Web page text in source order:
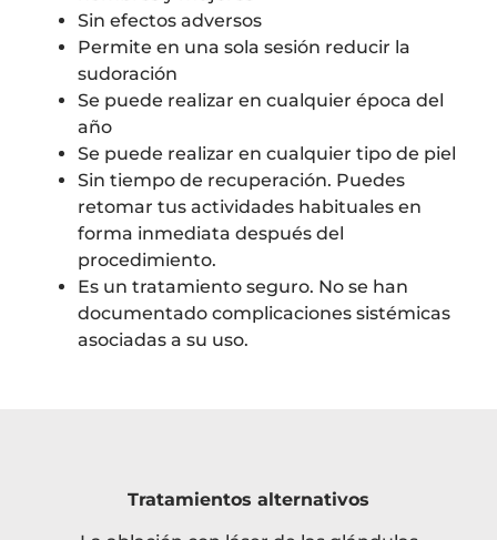
Sin efectos adversos
Permite en una sola sesión reducir la
sudoración
Se puede realizar en cualquier época del
año
Se puede realizar en cualquier tipo de piel
Sin tiempo de recuperación. Puedes
retomar tus actividades habituales en
forma inmediata después del
procedimiento.
Es un tratamiento seguro. No se han
documentado complicaciones sistémicas
asociadas a su uso.
Tratamientos alternativos